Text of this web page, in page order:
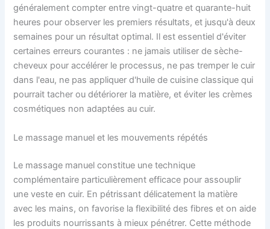
généralement compter entre vingt-quatre et quarante-huit
heures pour observer les premiers résultats, et jusqu'à deux
semaines pour un résultat optimal. Il est essentiel d'éviter
certaines erreurs courantes : ne jamais utiliser de sèche-
cheveux pour accélérer le processus, ne pas tremper le cuir
dans l'eau, ne pas appliquer d'huile de cuisine classique qui
pourrait tacher ou détériorer la matière, et éviter les crèmes
cosmétiques non adaptées au cuir.
Le massage manuel et les mouvements répétés
Le massage manuel constitue une technique
complémentaire particulièrement efficace pour assouplir
une veste en cuir. En pétrissant délicatement la matière
avec les mains, on favorise la flexibilité des fibres et on aide
les produits nourrissants à mieux pénétrer. Cette méthode